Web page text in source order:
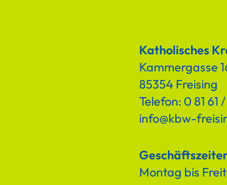
Katholisches
Kammergasse
85354 Freising
Telefon: 0 81 61
info@kbw-
Montag bis